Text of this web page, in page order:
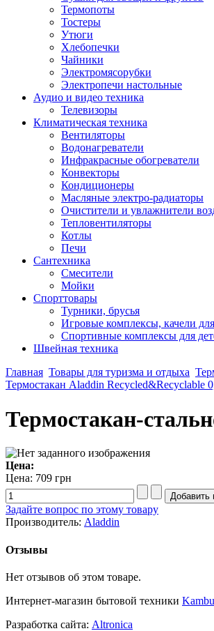
Термопоты
Тостеры
Утюги
Хлебопечки
Чайники
Электромясорубки
Электропечи настольные
Аудио и видео техника
Телевизоры
Климатическая техника
Вентиляторы
Водонагреватели
Инфракрасные обогреватели
Конвекторы
Кондиционеры
Масляные электро-радиаторы
Очистители и увлажнители
Тепловентиляторы
Котлы
Печи
Сантехника
Смесители
Мойки
Спорттовары
Турники, брусья
Игровые комплексы, качели
Спортивные комплексы для
Швейная техника
Главная Товары для туризма и отдыха
Термостакан Aladdin Recycled&Recyclable
Термостакан-
Цена:
Цена: 709 грн
Задайте вопрос по этому товару
Производитель: Aladdin
Отзывы
Нет отзывов об этом товаре.
Интернет-магазин бытовой техники
Разработка сайта: Altronica